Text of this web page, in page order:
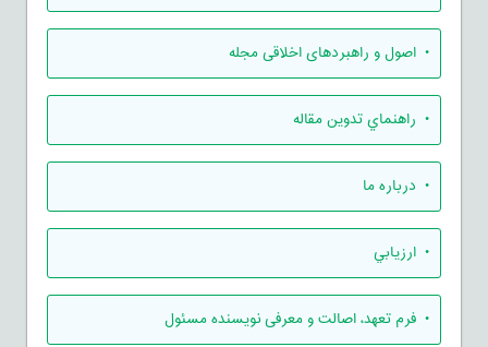
• اصول و راهبردهای اخلاقی مجله
• راهنماي تدوين مقاله
• درباره ما
• ارزيابي
• فرم تعهد، اصالت و معرفی نویسنده مسئول